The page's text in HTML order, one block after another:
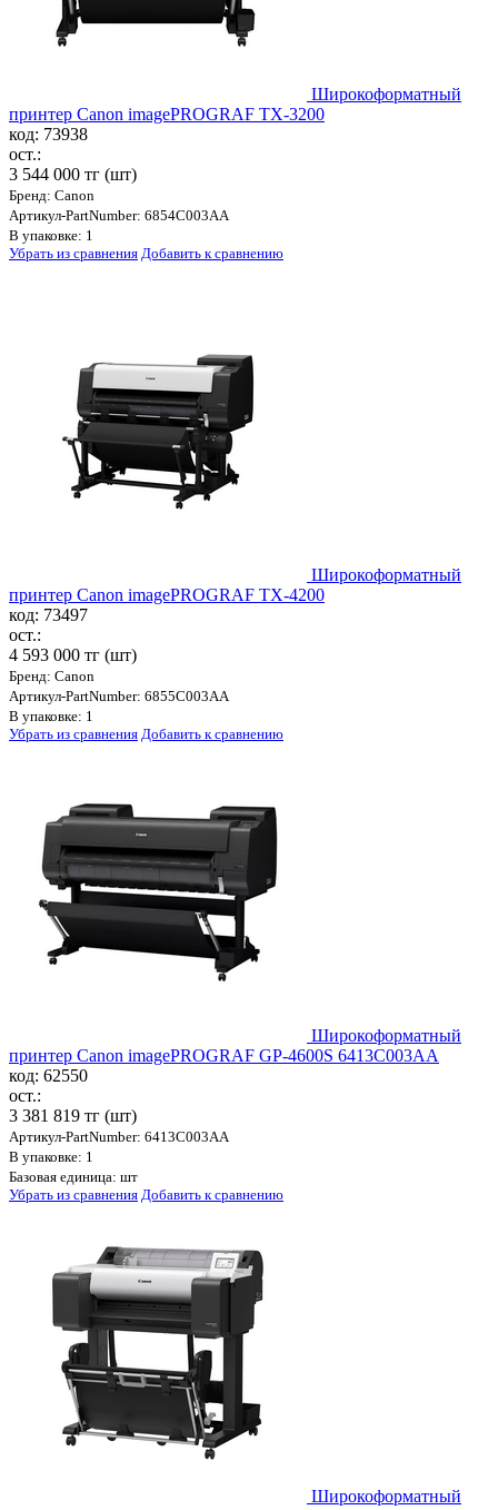
Широкоформатный
принтер Canon imagePROGRAF TX-3200
код: 73938
ост.:
3 544 000 тг (шт)
Бренд: Canon
Артикул-PartNumber: 6854C003AA
В упаковке: 1
Убрать из сравнения Добавить к сравнению
Широкоформатный
принтер Canon imagePROGRAF TX-4200
код: 73497
ост.:
4 593 000 тг (шт)
Бренд: Canon
Артикул-PartNumber: 6855C003AA
В упаковке: 1
Убрать из сравнения Добавить к сравнению
Широкоформатный
принтер Canon imagePROGRAF GP-4600S 6413C003AA
код: 62550
ост.:
3 381 819 тг (шт)
Артикул-PartNumber: 6413C003AA
В упаковке: 1
Базовая единица: шт
Убрать из сравнения Добавить к сравнению
Широкоформатный